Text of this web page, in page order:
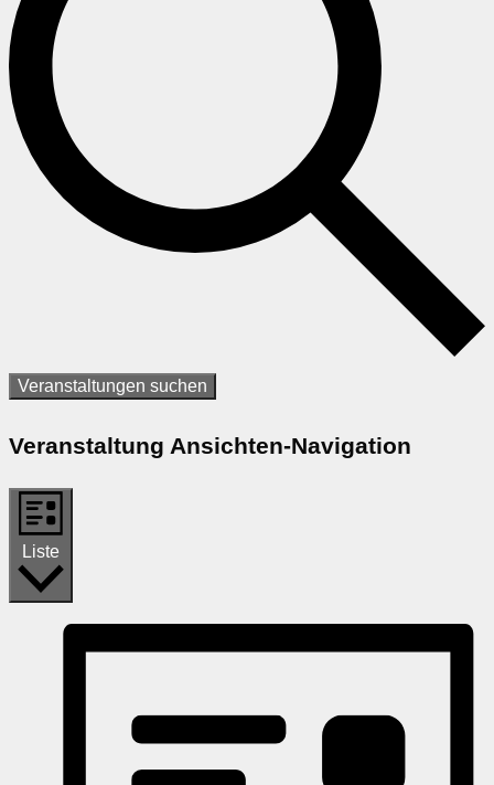
Veranstaltungen suchen
Veranstaltung Ansichten-Navigation
Liste